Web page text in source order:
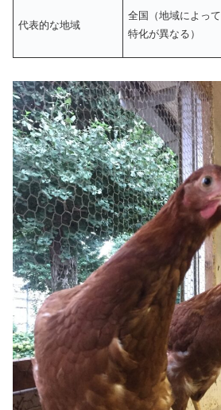
代表的な地域
全国（地域によって
特化が異なる）